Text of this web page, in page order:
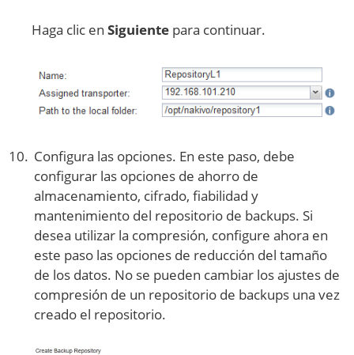
Haga clic en Siguiente para continuar.
Configura las opciones. En este paso, debe
configurar las opciones de ahorro de
almacenamiento, cifrado, fiabilidad y
mantenimiento del repositorio de backups. Si
desea utilizar la compresión, configure ahora en
este paso las opciones de reducción del tamaño
de los datos. No se pueden cambiar los ajustes de
compresión de un repositorio de backups una vez
creado el repositorio.